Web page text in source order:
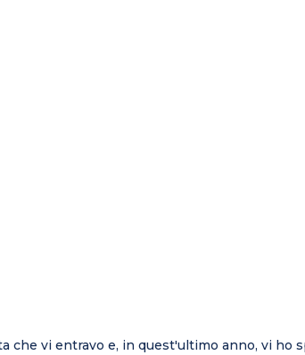
che vi entravo e, in quest'ultimo anno, vi ho